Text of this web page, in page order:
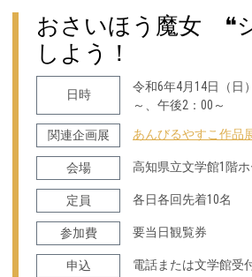
おさいほう魔女 ❝
しよう！
日時
令和6年4月14日（日
～、午後2：00～
関連企画展 あんびるやすこ作品
会場 高知県立文学館1階
定員 各日各回先着10名
参加費 要当日観覧券
申込 電話または文学館受